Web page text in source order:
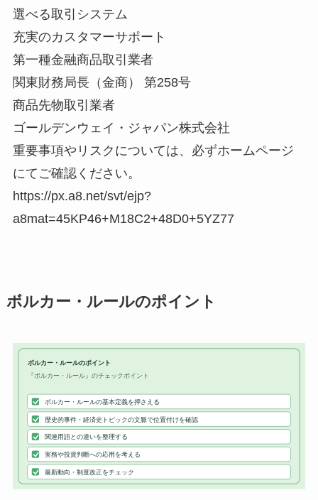
選べる取引システム
充実のカスタマーサポート
第一種金融商品取引業者
関東財務局長（金商） 第258号
商品先物取引業者
ゴールデンウェイ・ジャパン株式会社
重要事項やリスクについては、必ずホームページ
にてご確認ください。
https://px.a8.net/svt/ejp?
a8mat=45KP46+M18C2+48D0+5YZ77
ボルカー・ルールのポイント
ボルカー・ルールのポイント
『ボルカー・ルール』のチェックポイント
ボルカー・ルールの基本定義を押さえる
歴史的事件・経済史トピックの文脈で位置付けを確認
関連用語との違いを整理する
実務や投資判断への応用を考える
最新動向・制度改正をチェック